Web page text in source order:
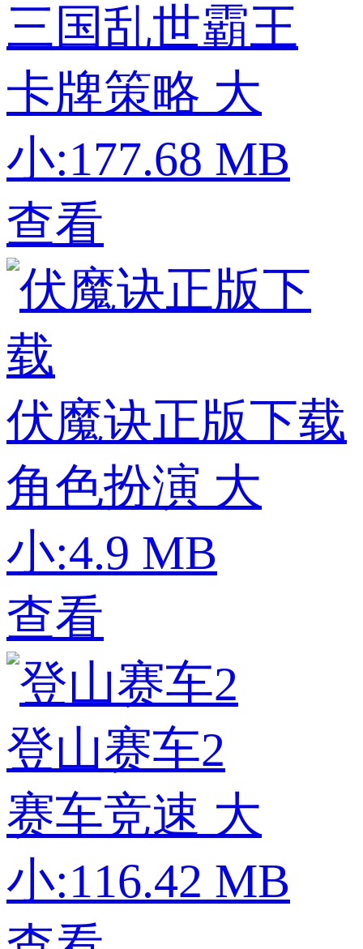
三国乱世霸王
卡牌策略 大
小:177.68 MB
查看
伏魔诀正版下载
角色扮演 大
小:4.9 MB
查看
登山赛车2
赛车竞速 大
小:116.42 MB